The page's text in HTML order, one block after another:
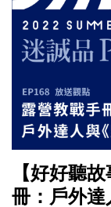
【好好聽
冊：戶外達